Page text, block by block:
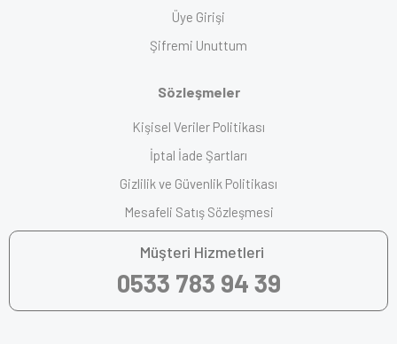
Üye Girişi
Şifremi Unuttum
Sözleşmeler
Kişisel Veriler Politikası
İptal İade Şartları
Gizlilik ve Güvenlik Politikası
Mesafeli Satış Sözleşmesi
Müşteri Hizmetleri
0533 783 94 39